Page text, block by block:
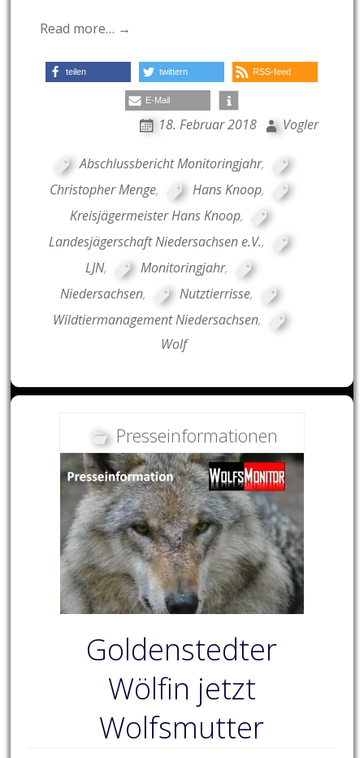
Read more… →
teilen twittern RSS-feed
E-Mail
18. Februar 2018 Vogler
Abschlussbericht Monitoringjahr,
Christopher Menge, Hans Knoop,
Kreisjägermeister Hans Knoop,
Landesjägerschaft Niedersachsen e.V.,
LJN, Monitoringjahr,
Niedersachsen, Nutztierrisse,
Wildtiermanagement Niedersachsen,
Wolf
Presseinformationen
Goldenstedter
Wölfin jetzt
Wolfsmutter